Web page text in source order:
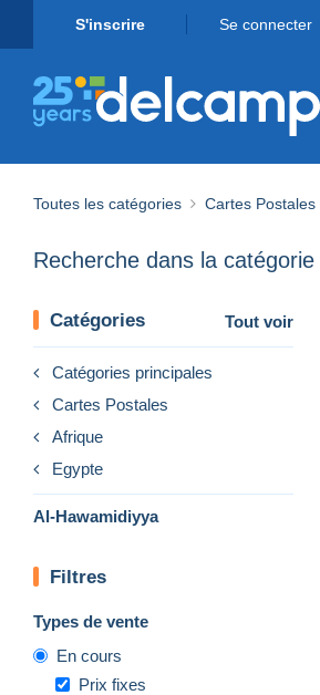
S'inscrire Se connecter
Toutes les catégories Cartes Postales
Recherche dans la catégorie
Catégories Tout voir
Catégories principales
Cartes Postales
Afrique
Egypte
Al-Hawamidiyya
Filtres
Types de vente
En cours
Prix fixes